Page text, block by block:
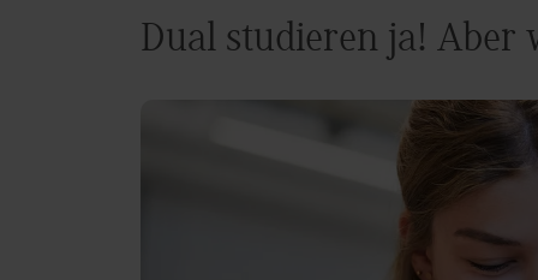
Dual studieren ja! Aber